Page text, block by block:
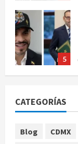
5
CATEGORÍAS
Blog CDMX